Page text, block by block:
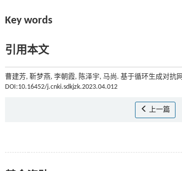
Key words
引用本文
曹建芳, 靳梦燕, 李朝霞, 陈泽宇, 马尚. 基于循环生成对抗
DOI:10.16452/j.cnki.sdkjzk.2023.04.012
上一篇